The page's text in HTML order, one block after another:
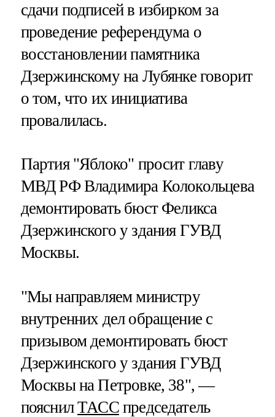
сдачи подписей в избирком за
проведение референдума о
восстановлении памятника
Дзержинскому на Лубянке говорит
о том, что их инициатива
провалилась.
Партия "Яблоко" просит главу
МВД РФ Владимира Колокольцева
демонтировать бюст Феликса
Дзержинского у здания ГУВД
Москвы.
"Мы направляем министру
внутренних дел обращение с
призывом демонтировать бюст
Дзержинского у здания ГУВД
Москвы на Петровке, 38", —
пояснилТАССпредседатель